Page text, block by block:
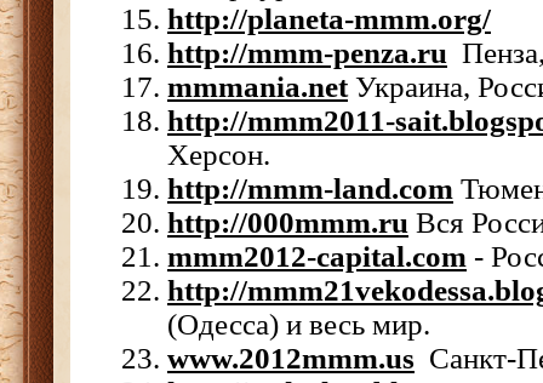
http://planeta-mmm.org/
http://mmm-penza.ru
mmmania.netУкраина,
http://mmm2011-
Херсон.
http://mmm-land.com
http://000mmm.ru Вся
mmm2012-capital.com -
http://
(Одесса) и весь мир.
www.2012mmm.us Санкт-